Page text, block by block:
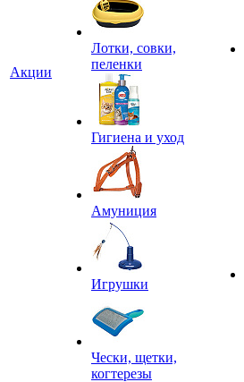
Акции
Лотки, совки,
пеленки
Гигиена и уход
Амуниция
Игрушки
Чески, щетки,
когтерезы